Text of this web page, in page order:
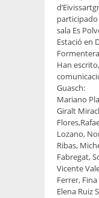
participado
sala Es
Estació en
Han
Guasch:
Mariano
Giralt
Lozano,
Ribas,
Fabregat,
Vicente
Ferrer,
Elena Ruiz